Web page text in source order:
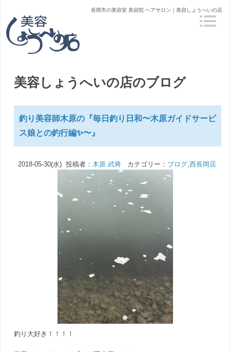
長岡市の美容室 美容院 ヘアサロン｜美容しょうへいの店
美容しょうへいの店のブログ
釣り美容師木原の『毎日釣り日和〜木原ガイドサービ
ス娘との釣行編✨〜』
2018-05-30(水) 投稿者： 木原 武将カテゴリー： ブログ,西長岡店
釣り大好き！！！！